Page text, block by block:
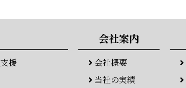
援
会社案内
会社概要
当社の実績